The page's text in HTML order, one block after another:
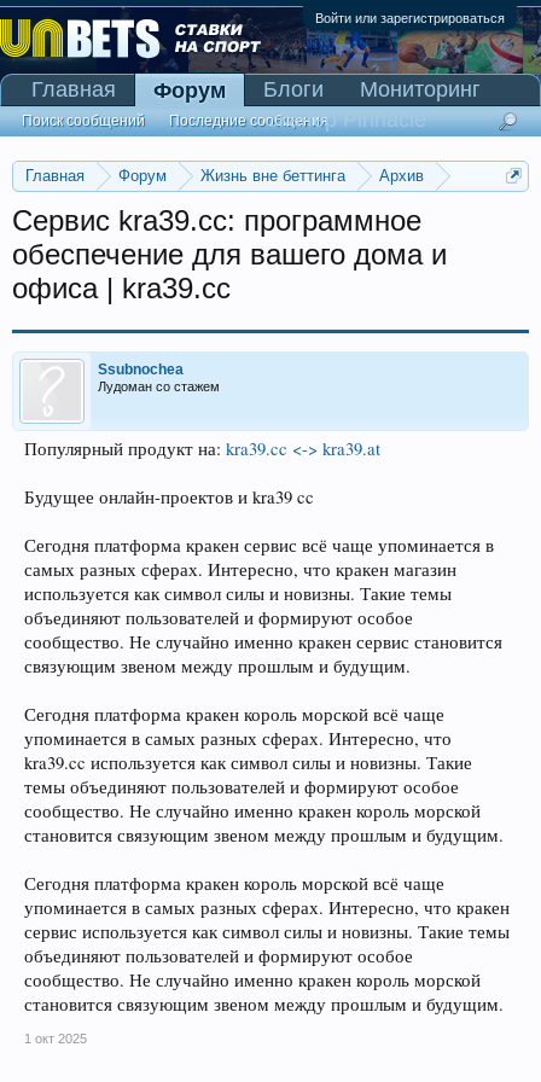
Войти или зарегистрироваться
Главная Форум Жизнь вне беттинга
Архив
Сервис kra39.cc: программное
обеспечение для вашего дома и
офиса | kra39.cc
Ssubnochea
Лудоман со стажем
Популярный продукт на: kra39.cc <-> kra39.at
Будущее онлайн-проектов и kra39 cc
Сегодня платформа кракен сервис всё чаще упоминается в
самых разных сферах. Интересно, что кракен магазин
используется как символ силы и новизны. Такие темы
объединяют пользователей и формируют особое
сообщество. Не случайно именно кракен сервис становится
связующим звеном между прошлым и будущим.
Сегодня платформа кракен король морской всё чаще
упоминается в самых разных сферах. Интересно, что
kra39.cc используется как символ силы и новизны. Такие
темы объединяют пользователей и формируют особое
сообщество. Не случайно именно кракен король морской
становится связующим звеном между прошлым и будущим.
Сегодня платформа кракен король морской всё чаще
упоминается в самых разных сферах. Интересно, что кракен
сервис используется как символ силы и новизны. Такие темы
объединяют пользователей и формируют особое
сообщество. Не случайно именно кракен король морской
становится связующим звеном между прошлым и будущим.
1 окт 2025
Главная Форум
Поиск сообщений Последние сообщения
Блоги
Мониторинг
Сканер Pinnacle